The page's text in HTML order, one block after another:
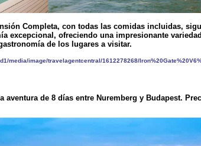
Completa, con todas las comidas incluidas,
excepcional, ofreciendo una impresionante
de los lugares a visitar.
aventura de 8 días entre Nuremberg y Budapest.